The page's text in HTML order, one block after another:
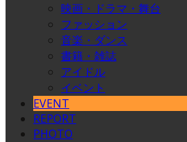
映画・ドラマ・舞台
ファッション
音楽・ダンス
書籍・雑誌
アイドル
イベント
EVENT
REPORT
PHOTO